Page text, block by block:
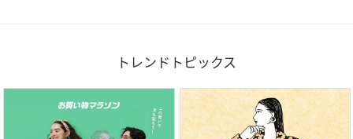
トレンドトピックス